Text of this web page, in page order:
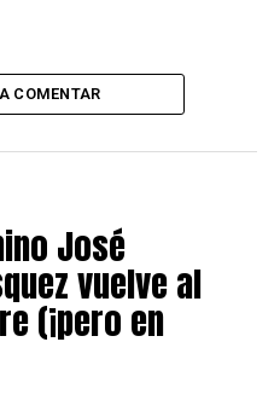
COMENTAR
José
vuelve al
(¡pero en